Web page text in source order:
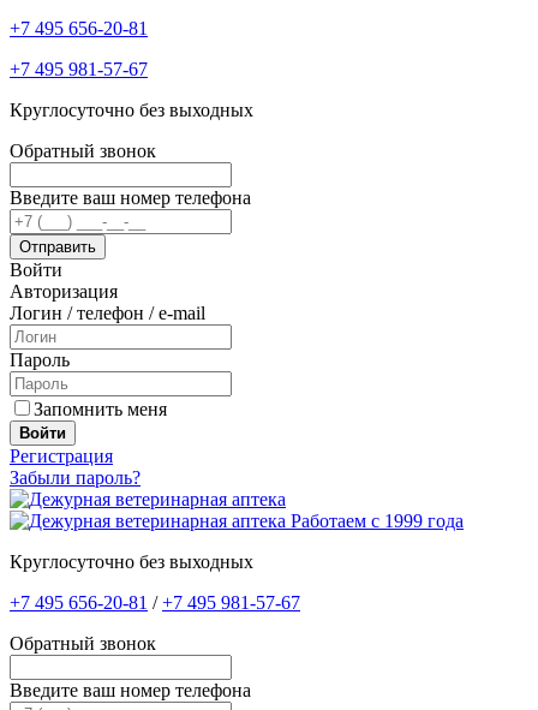
+7 495 656-20-81
+7 495 981-57-67
Круглосуточно без выходных
Обратный звонок
Введите ваш номер телефона
Войти
Авторизация
Логин / телефон / e-mail
Пароль
Запомнить меня
Войти
Регистрация
Забыли пароль?
Работаем с 1999 года
Круглосуточно без выходных
+7 495 656-20-81 /+7 495 981-57-67
Обратный звонок
Введите ваш номер телефона